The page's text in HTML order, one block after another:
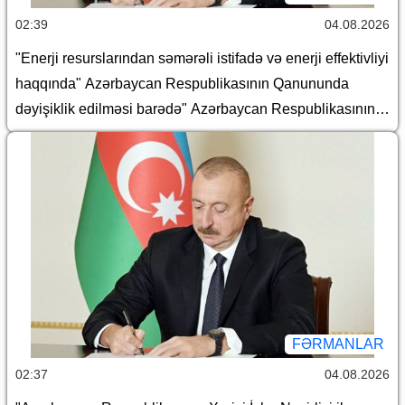
02:39 04.08.2026
"Enerji resurslarından səmərəli istifadə və enerji effektivliyi
haqqında" Azərbaycan Respublikasının Qanununda
dəyişiklik edilməsi barədə" Azərbaycan Respublikasının
2026-cı il 14 iyul tarixli 466-VIIQD nömrəli Qanununun
tətbiqi və bununla əlaqədar Azərbaycan Respublikası
Prezidentinin bəzi fərmanlarında dəyişiklik edilməsi
FƏRMANLAR
02:37 04.08.2026